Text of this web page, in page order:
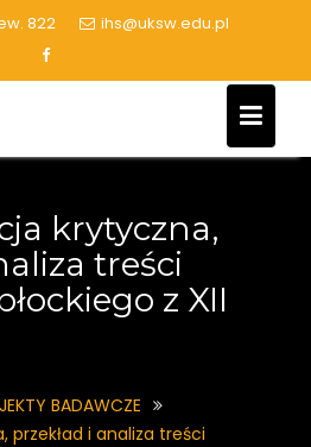
822 ihs@uksw.edu.pl
krytyczna,
treści
z XII
BADAWCZE
przekład i analiza treści